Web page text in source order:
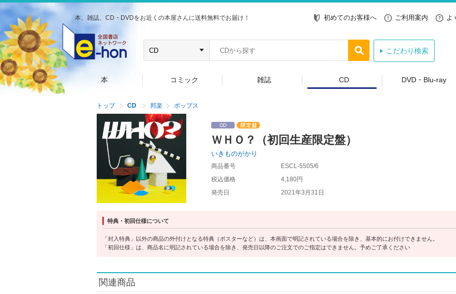
本、雑誌、CD・DVDをお近くの本屋さんに送料無料でお届け！ 初めてのお客様へ ご利用案内 よ
こだわり検索
本 コミック 雑誌 CD DVD・Blu-ray
トップ CD 邦楽 ポップス
ＷＨＯ？（初回生産限定盤）
いきものがかり
商品番号
ESCL-5505/6
税込価格
4,180円
発売日
2021年3月31日
特典・初回仕様について
「封入特典」以外の商品の外付けとなる特典（ポスターなど）は、本画面で明記されている場合を除き、基本的にお付けできません。
「初回仕様」は、商品名に明記されている場合を除き、発売日以降のご注文でのご指定はできません。予めご了承ください
関連商品